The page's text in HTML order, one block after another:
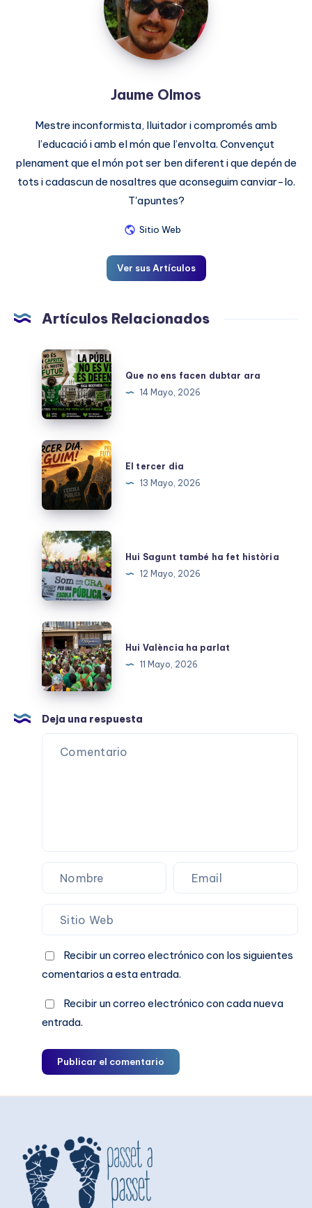
Jaume Olmos
Mestre inconformista, lluitador i compromés amb
l’educació i amb el món que l’envolta. Convençut
plenament que el món pot ser ben diferent i que depén de
tots i cadascun de nosaltres que aconseguim canviar-lo.
T'apuntes?
Sitio Web
Ver sus Artículos
Artículos Relacionados
Que
no
ens
facen
dubtar
ara
Que no ens facen dubtar ara
14 Mayo, 2026
El
tercer
dia
El tercer dia
13 Mayo, 2026
Hui
Sagunt
també
ha
fet
història
Hui Sagunt també ha fet història
12 Mayo, 2026
Hui
València
ha
parlat
Hui València ha parlat
11 Mayo, 2026
Deja una respuesta
Recibir un correo electrónico con los siguientes
comentarios a esta entrada.
Recibir un correo electrónico con cada nueva
entrada.
Publicar el comentario